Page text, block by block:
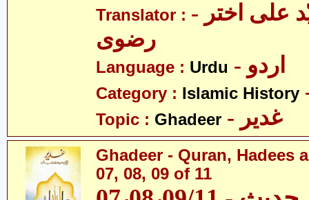
Translator : - مولانا سیّد علی اختر
رضوی
Language : Urdu - اردو
Category : Islamic History
Topic : Ghadeer - غدیر
Ghadeer - Quran, Hadees
07, 08, 09 of 11